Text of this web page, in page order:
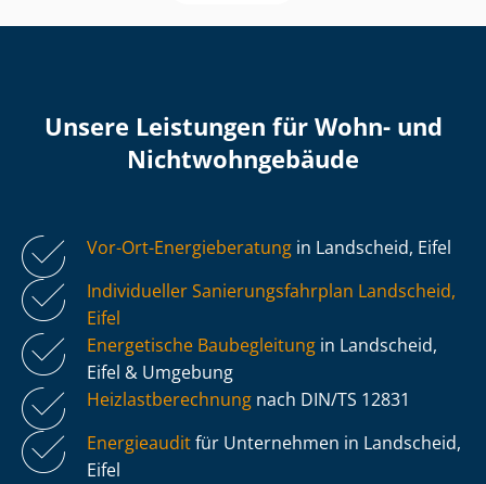
Unsere Leistungen für Wohn- und
Nicht­wohn­ge­bäu­de
Vor-Ort-Energieberatung in Landscheid, Eifel
Individueller Sa­nie­rungs­fahr­plan Landscheid,
Eifel
Energetische Baubegleitung in Landscheid,
Eifel & Umgebung
Heiz­last­be­rech­nung nach DIN/TS 12831
Energieauditfür Unternehmen in Landscheid,
Eifel